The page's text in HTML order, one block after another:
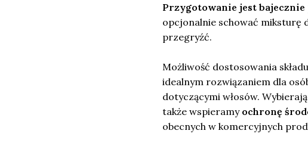
Przygotowanie jest bajecznie
opcjonalnie schować miksturę
przegryźć.
Możliwość dostosowania
idealnym rozwiązaniem dla
dotyczącymi włosów.
także wspieramy ochronę
obecnych w komercyjnych